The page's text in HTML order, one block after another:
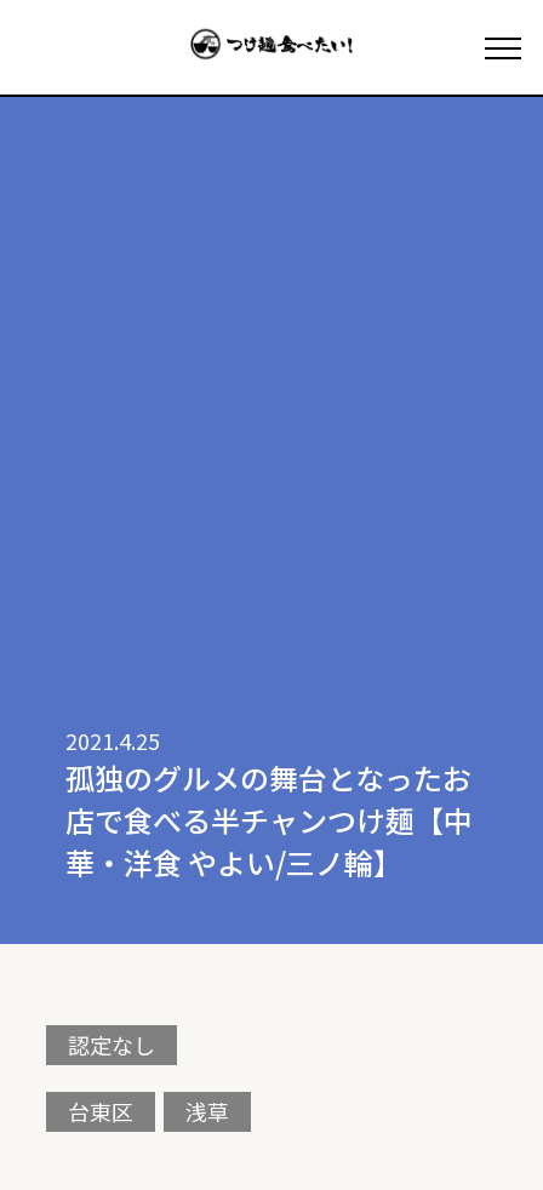
2021.4.25
孤独のグルメの舞台となったお
店で食べる半チャンつけ麺【中
華・洋食 やよい/三ノ輪】
認定なし
台東区 浅草